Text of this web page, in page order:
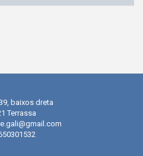
baixos dreta
Terrassa